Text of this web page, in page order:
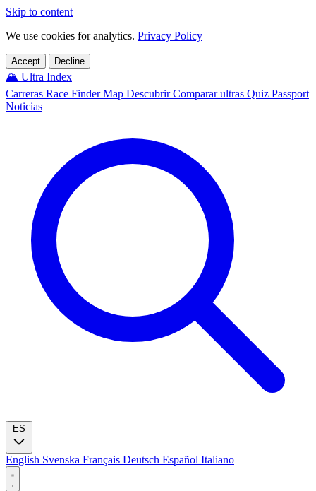
Skip to content
We use cookies for analytics. Privacy Policy
Accept Decline
🏔️ Ultra Index
Carreras Race FinderMap DescubrirComparar ultras Quiz Passport
Noticias
English Svenska Français Deutsch Español Italiano